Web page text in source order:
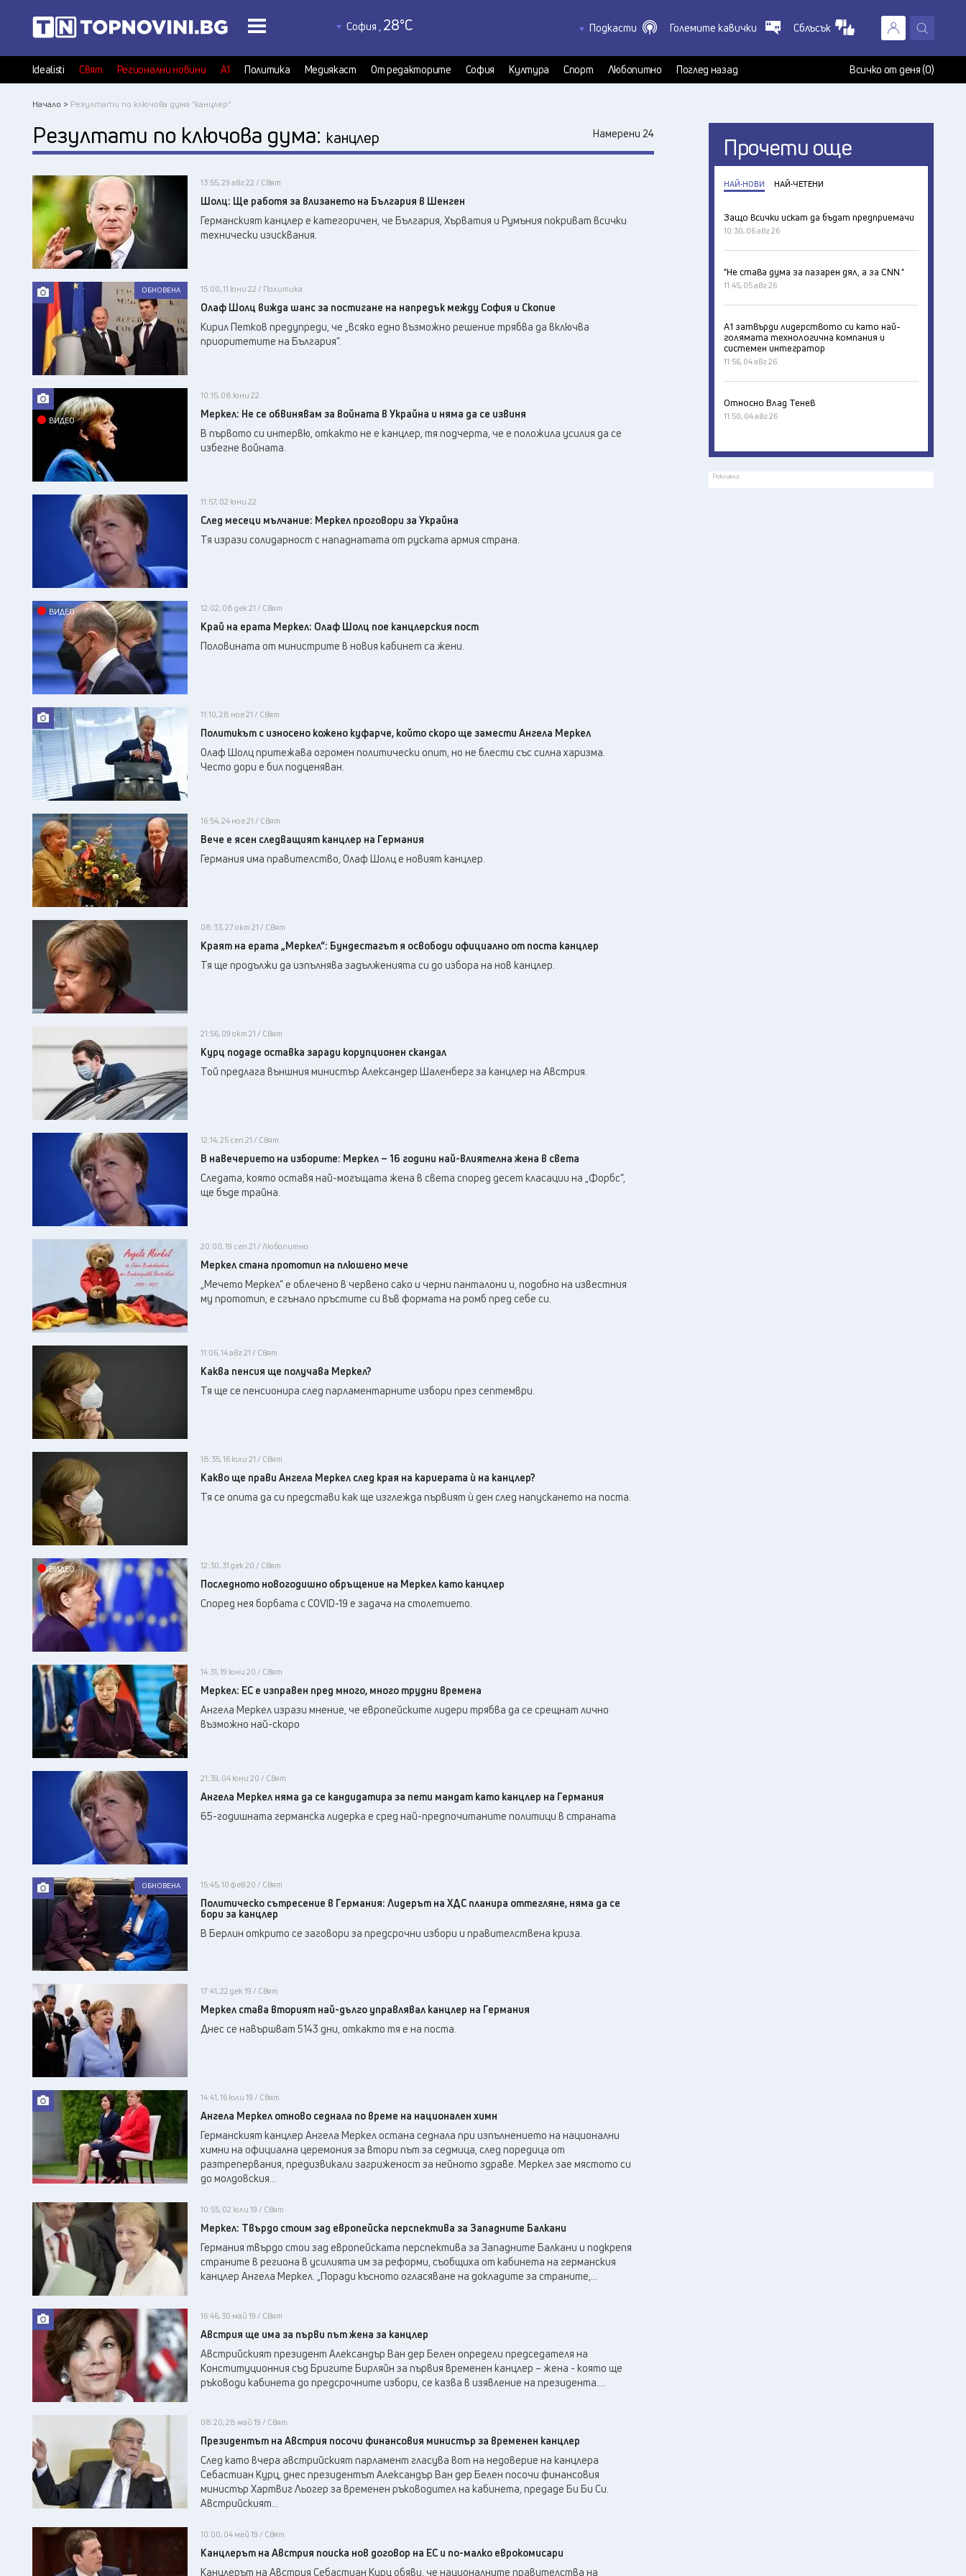
X
София , 28°C
Бургас, 33°C
Варна, 32°C
Видин,
Добрич, 32°C
Кърджали , 32°C
Пазарджик , 33°C
Перник, 30°C
Русе, 32°C
Силистра , 33°C
Търговище 32°C
Хасково 32°C
Подкасти
КултурКаст
Медиякаст
Големите кавички Сблъсък
Idealisti Свят Регионални новини А1 Политика Медиякаст От редакторите София Култура Спорт Любопитно Поглед назад Всичко от деня (0)
Начало > Резултати по ключова дума "канцлер"
Резултати по ключова дума: канцлер Намерени 24
13:55, 29 авг 22 / Свят
Шолц: Ще работя за влизането на България в Шенген
Германският канцлер е категоричен, че България, Хърватия и Румъния покриват всички
технически изисквания.
ОБНОВЕНА 15:00, 11 юни 22 / Политика
Олаф Шолц вижда шанс за постигане на напредък между София и Скопие
Кирил Петков предупреди, че „всяко едно възможно решение трябва да включва
приоритетите на България“.
ВИДЕО
10:15, 08 юни 22
Меркел: Не се обвинявам за войната в Украйна и няма да се извиня
В първото си интервю, откакто не е канцлер, тя подчерта, че е положила усилия да се
избегне войната.
11:57, 02 юни 22
След месеци мълчание: Меркел проговори за Украйна
Тя изрази солидарност с нападнатата от руската армия страна.
ВИДЕО 12:02, 08 дек 21 / Свят
Край на ерата Меркел: Олаф Шолц пое канцлерския пост
Половината от министрите в новия кабинет са жени.
11:10, 28 ное 21 / Свят
Политикът с износено кожено куфарче, който скоро ще замести Ангела Меркел
Олаф Шолц притежава огромен политически опит, но не блести със силна харизма.
Често дори е бил подценяван.
16:54, 24 ное 21 / Свят
Вече е ясен следващият канцлер на Германия
Германия има правителство, Олаф Шолц е новият канцлер.
08:33, 27 окт 21 / Свят
Краят на ерата „Меркел“: Бундестагът я освободи официално от поста канцлер
Тя ще продължи да изпълнява задълженията си до избора на нов канцлер.
21:56, 09 окт 21 / Свят
Курц подаде оставка заради корупционен скандал
Той предлага външния министър Александер Шаленберг за канцлер на Австрия.
12:14, 25 сеп 21 / Свят
В навечерието на изборите: Меркел – 16 години най-влиятелна жена в света
Следата, която оставя най-могъщата жена в света според десет класации на „Форбс“,
ще бъде трайна.
20:00, 19 сеп 21 / Любопитно
Меркел стана прототип на плюшено мече
„Мечето Меркел“ е облечено в червено сако и черни панталони и, подобно на известния
му прототип, е сгънало пръстите си във формата на ромб пред себе си.
11:06, 14 авг 21 / Свят
Каква пенсия ще получава Меркел?
Тя ще се пенсионира след парламентарните избори през септември.
18:35, 16 юли 21 / Свят
Какво ще прави Ангела Меркел след края на кариерата ѝ на канцлер?
Тя се опита да си представи как ще изглежда първият ѝ ден след напускането на поста.
ВИДЕО 12:30, 31 дек 20 / Свят
Последното новогодишно обръщение на Меркел като канцлер
Според нея борбата с COVID-19 е задача на столетието.
14:31, 19 юни 20 / Свят
Меркел: ЕС е изправен пред много, много трудни времена
Ангела Меркел изрази мнение, че европейските лидери трябва да се срещнат лично
възможно най-скоро
21:39, 04 юни 20 / Свят
Ангела Меркел няма да се кандидатира за пети мандат като канцлер на Германия
65-годишната германска лидерка е сред най-предпочитаните политици в страната
ОБНОВЕНА 15:45, 10 фев 20 / Свят
Политическо сътресение в Германия: Лидерът на ХДС планира оттегляне, няма да се
бори за канцлер
В Берлин открито се заговори за предсрочни избори и правителствена криза.
17:41, 22 дек 19 / Свят
Меркел става вторият най-дълго управлявал канцлер на Германия
Днес се навършват 5143 дни, откакто тя е на поста.
14:41, 16 юли 19 / Свят
Ангела Меркел отново седнала по време на национален химн
Германският канцлер Ангела Меркел остана седнала при изпълнението на национални
химни на официална церемония за втори път за седмица, след поредица от
разтрепервания, предизвикали загриженост за нейното здраве. Меркел зае мястото си
до молдовския...
10:55, 02 юли 19 / Свят
Меркел: Твърдо стоим зад европейска перспектива за Западните Балкани
Германия твърдо стои зад европейската перспектива за Западните Балкани и подкрепя
страните в региона в усилията им за реформи, съобщиха от кабинета на германския
канцлер Ангела Меркел. „Поради късното огласяване на докладите за страните,...
16:46, 30 май 19 / Свят
Австрия ще има за първи път жена за канцлер
Австрийският президент Александър Ван дер Белен определи председателя на
Конституционния съд Бригите Бирляйн за първия временен канцлер – жена - която ще
ръководи кабинета до предсрочните избори, се казва в изявление на президента....
08:20, 28 май 19 / Свят
Президентът на Австрия посочи финансовия министър за временен канцлер
След като вчера австрийският парламент гласува вот на недоверие на канцлера
Себастиан Курц, днес президентът Александър Ван дер Белен посочи финансовия
министър Хартвиг Льогер за временен ръководител на кабинета, предаде Би Би Си.
Австрийският...
10:00, 04 май 19 / Свят
Канцлерът на Австрия поиска нов договор на ЕС и по-малко еврокомисари
Канцлерът на Австрия Себастиан Курц обяви, че националните правителства на
Прочети още
НАЙ-НОВИ НАЙ-ЧЕТЕНИ
Защо всички искат да бъдат предприемачи
10:30, 06 авг 26
"Не става дума за пазарен дял, а за CNN."
11:45, 05 авг 26
А1 затвърди лидерството си като най-
голямата технологична компания и
системен интегратор
11:56, 04 авг 26
Относно Влад Тенев
11:50, 04 авг 26
Реклама